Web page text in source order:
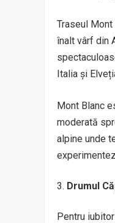
Traseul
înalt vârf din
Italia și
Mont Blanc
moderată
alpine unde
Drumul
Pentru